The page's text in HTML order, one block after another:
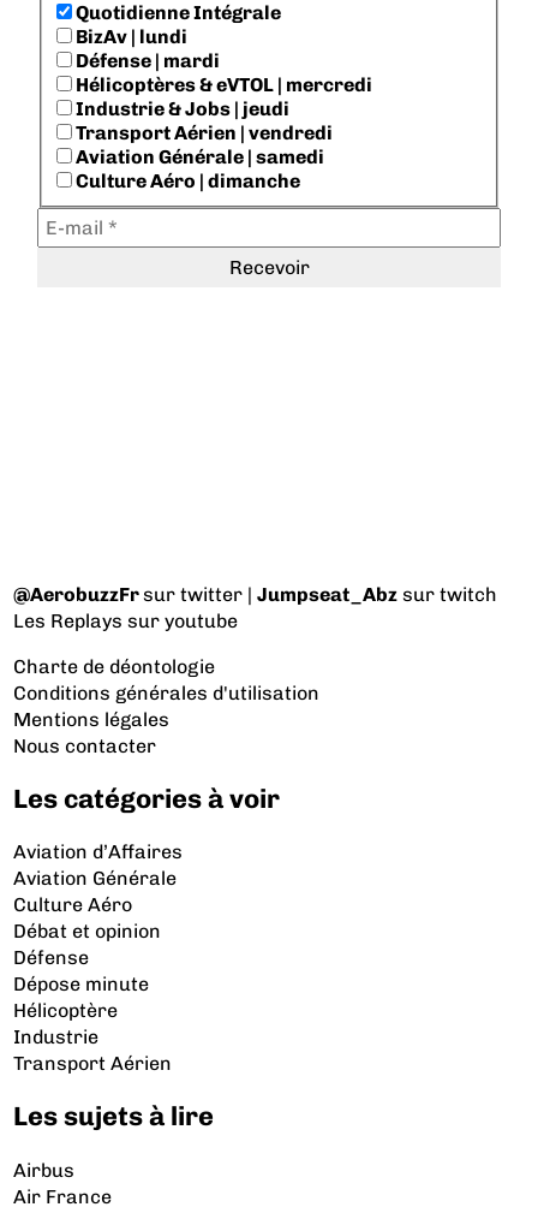
Quotidienne Intégrale
BizAv | lundi
Défense | mardi
Hélicoptères & eVTOL | mercredi
Industrie & Jobs | jeudi
Transport Aérien | vendredi
Aviation Générale | samedi
Culture Aéro | dimanche
@AerobuzzFrsur twitter |Jumpseat_Abz sur twitch
Les Replays sur youtube
Charte de déontologie
Conditions générales d'utilisation
Mentions légales
Nous contacter
Les catégories à voir
Aviation d’Affaires
Aviation Générale
Culture Aéro
Débat et opinion
Défense
Dépose minute
Hélicoptère
Industrie
Transport Aérien
Les sujets à lire
Airbus
Air France